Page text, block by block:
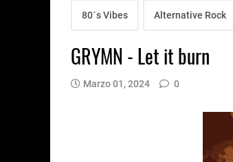
80´s Vibes Alternative Rock
GRYMN - Let it burn
Marzo 01, 2024 0